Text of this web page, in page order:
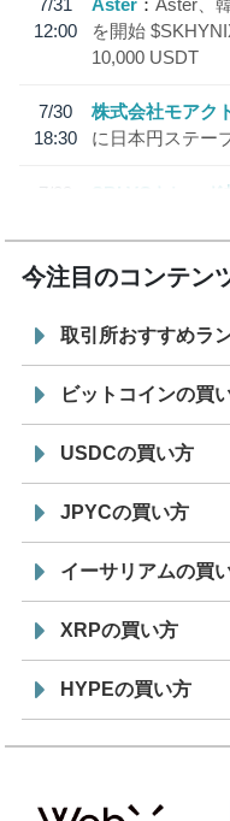
12:00
を開始
10,000 USDT
7/30
18:30
株式会社モアク
に日本円ステー
7/29
SBI VCトレード
今注目のコンテン
取引所おすすめラ
ビットコインの買
USDCの買い方
JPYCの買い方
イーサリアムの買
XRPの買い方
HYPEの買い方